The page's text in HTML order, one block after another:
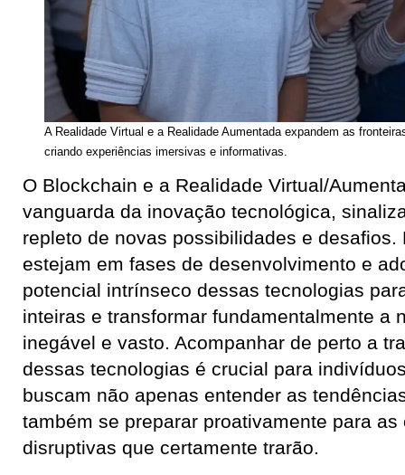
A Realidade Virtual e a Realidade Aumentada expandem as
criando experiências imersivas e informativas.
O Blockchain e a Realidade Virtual/
vanguarda da inovação tecnológica,
repleto de novas possibilidades e desafios.
estejam em fases de desenvolvimento e
potencial intrínseco dessas tecnologias
inteiras e transformar fundamentalmente a
inegável e vasto. Acompanhar de perto a
dessas tecnologias é crucial para
buscam não apenas entender as
também se preparar proativamente para as
disruptivas que certamente trarão.